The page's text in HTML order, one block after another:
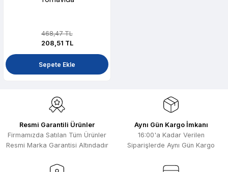
468,47 TL
208,51 TL
Sepete Ekle
Resmi Garantili Ürünler
Firmamızda Satılan Tüm Ürünler
Resmi Marka Garantisi Altındadır
Aynı Gün Kargo İmkanı
16:00'a Kadar Verilen
Siparişlerde Aynı Gün Kargo